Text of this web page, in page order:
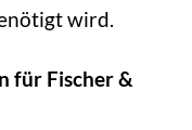
wird.
für Fischer &